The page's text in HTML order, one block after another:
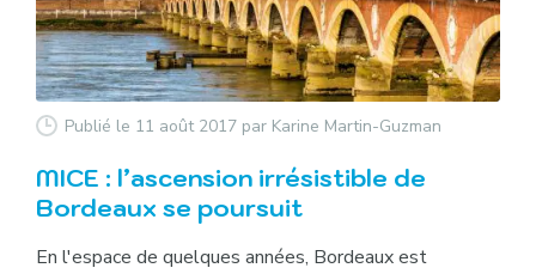
Publié le 11 août 2017 par Karine Martin-Guzman
MICE : l’ascension irrésistible de
Bordeaux se poursuit
En l'espace de quelques années, Bordeaux est